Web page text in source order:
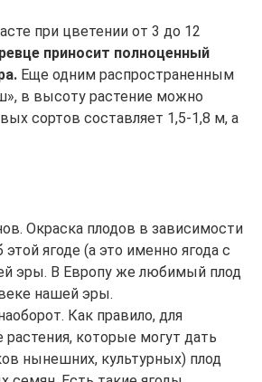
при цветении от 3 до 12
приносит полноценный
Еще одним распространенным
в высоту растение можно
сортов составляет 1,5-1,8 м, а
Окраска плодов в зависимости
ягоде (а это именно ягода с
эры. В Европу же любимый плод
нашей эры.
Как правило, для
которые могут дать
нынешних, культурных) плод